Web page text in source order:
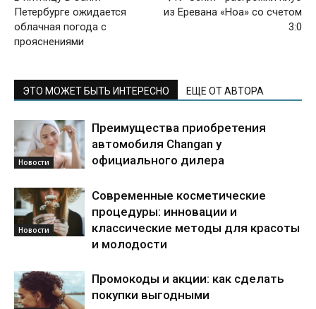
Петербурге ожидается
облачная погода с
прояснениями
из Еревана «Ноа» со счетом
3:0
ЭТО МОЖЕТ БЫТЬ ИНТЕРЕСНО ЕЩЕ ОТ АВТОРА
Новости
Преимущества приобретения
автомобиля Changan у
официального дилера
Новости
Современные косметические
процедуры: инновации и
классические методы для красоты
и молодости
Промокоды и акции: как сделать
покупки выгодными